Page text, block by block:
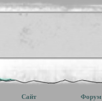
Сайт Форум